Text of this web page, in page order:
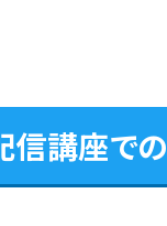
信講座での